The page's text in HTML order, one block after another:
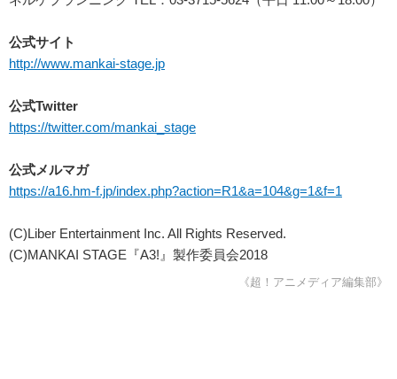
公式サイト
http://www.mankai-stage.jp
公式Twitter
https://twitter.com/mankai_stage
公式メルマガ
https://a16.hm-f.jp/index.php?action=R1&a=104&g=1&f=1
(C)Liber Entertainment Inc. All Rights Reserved.
(C)MANKAI STAGE『A3!』製作委員会2018
《超！アニメディア編集部》